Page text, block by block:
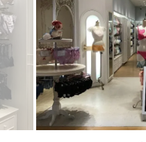
新着情報
重要なお知らせ
お知らせ